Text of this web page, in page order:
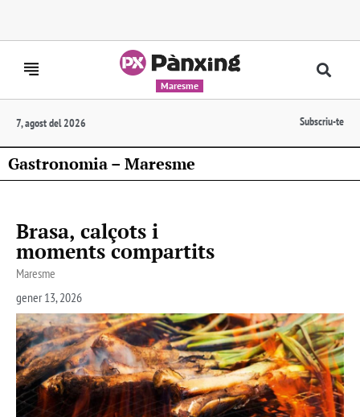
Maresme
7, agost del 2026 Subscriu-te
Gastronomia – Maresme
Brasa, calçots i
moments compartits
Maresme
gener 13, 2026